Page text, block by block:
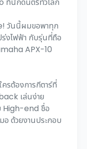
วันนี้ผมขอพาทุก
งไฟฟ้า กับรุ่นที่ถือ
APX-10
รต้องการกีตาร์ที่
เล่นง่าย
High-end ชื่อ
อ ด้วยงานประกอบ